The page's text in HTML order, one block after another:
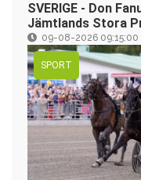
SVERIGE - Don
Jämtlands Stora
09-08-2026 09:15:00
SPORT